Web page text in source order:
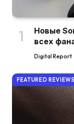
Новые
всех
Digital Report
FEATURED REVIEWS